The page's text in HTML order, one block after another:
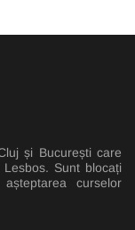
și București care
Sunt blocați
curselor